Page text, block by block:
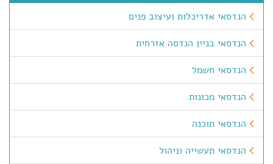
הנדסאי אדריכלות ועיצוב פנים
הנדסאי בניין הנדסה אזרחית
הנדסאי חשמל
הנדסאי מכונות
הנדסאי תוכנה
הנדסאי תעשייה וניהול